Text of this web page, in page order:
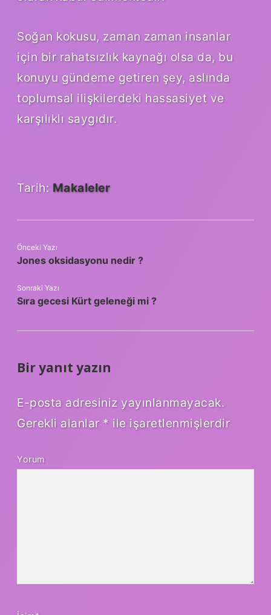
Soğan kokusu, zaman zaman insanlar
için bir rahatsızlık kaynağı olsa da, bu
konuyu gündeme getiren şey, aslında
toplumsal ilişkilerdeki hassasiyet ve
karşılıklı saygıdır.
Tarih: Makaleler
Önceki Yazı
Jones oksidasyonu nedir ?
Sonraki Yazı
Sıra gecesi Kürt geleneği mi ?
Bir yanıt yazın
E-posta adresiniz yayınlanmayacak.
Gerekli alanlar * ile işaretlenmişlerdir
Yorum